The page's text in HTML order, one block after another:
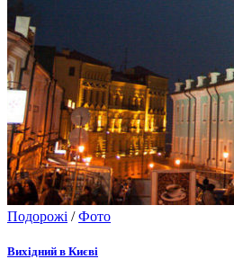
Подорожі /Фото
Вихідний в Києві